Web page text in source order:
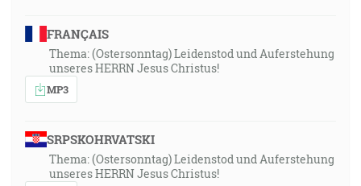
FRANÇAIS
Thema: (Ostersonntag) Leidenstod und Auferstehung
unseres HERRN Jesus Christus!
MP3
SRPSKOHRVATSKI
Thema: (Ostersonntag) Leidenstod und Auferstehung
unseres HERRN Jesus Christus!